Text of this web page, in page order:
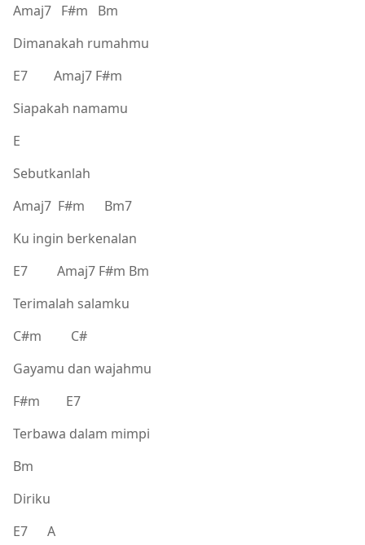
Amaj7 F#m Bm
Dimanakah rumahmu
E7 Amaj7 F#m
Siapakah namamu
E
Sebutkanlah
Amaj7 F#m Bm7
Ku ingin berkenalan
E7 Amaj7 F#m Bm
Terimalah salamku
C#m C#
Gayamu dan wajahmu
F#m E7
Terbawa dalam mimpi
Bm
Diriku
E7 A